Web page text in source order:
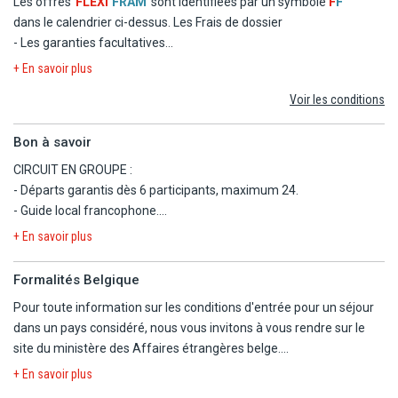
- Le transfert
dans le calendrier ci-dessus.
Les Frais de dossier
- Les garanties facultatives
- Les autres repas et les boissons
+ En savoir plus
Voir les conditions
Bon à savoir
CIRCUIT EN GROUPE :
- Départs garantis dès 6 participants, maximum 24.
- Guide local francophone.
- Autocar climatisé (van si moins de 9 participants).
(sauf dîners des jours 8 et 10).
inversé en gardant l'intégralité des visites prévues.
- Visite des temples : prévoir des vêtements couvrant
épaules/genoux.
- Prévoir des pourboires pour le guide et le chauffeur (environ 4
+ En savoir plus
Formalités Belgique
Pour toute information sur les conditions d'entrée pour un séjour
dans un pays considéré, nous vous invitons à vous rendre sur le
site du ministère des Affaires étrangères belge.
https://diplomatie.belgium.be/fr/Services/voyager_a_letranger/
+ En savoir plus